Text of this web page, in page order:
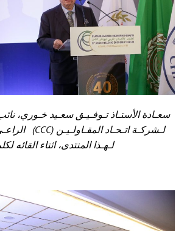
سعـادة الأستـاذ تـوفـيـق سعـيد خـوري،
لـشركـة اتـحـاد المقـاولـيـن (CCC)
لـهـذا المنتدى، اثناء القائه